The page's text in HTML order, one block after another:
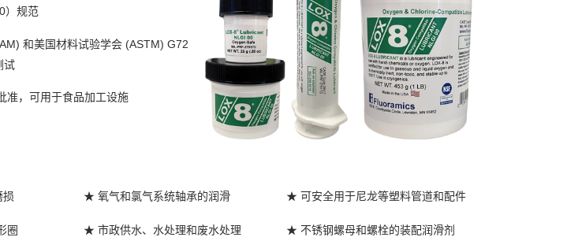
）规范
和美国材料试验学会 (ASTM) G72
试
准，可用于食品加工设施
★ 氧气和氯气系统轴承的润滑 ★ 可安全用于尼龙等塑料管道和配件
圈 ★ 市政供水、水处理和废水处理 ★ 不锈钢螺母和螺栓的装配润滑剂